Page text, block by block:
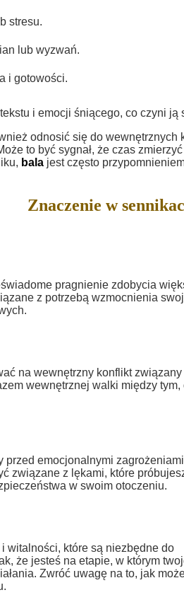
stresu.
lub wyzwań.
i gotowości.
i emocji śniącego, co czyni ją
odnosić się do wewnętrznych
to być sygnał, że czas
bala jest często
Znaczenie w
pragnienie zdobycia
z potrzebą wzmocnienia
na wewnętrzny konflikt związany
wewnętrznej walki między tym,
przed emocjonalnymi
związane z lękami, które
w swoim otoczeniu.
witalności, które są niezbędne do
że jesteś na etapie, w którym
Zwróć uwagę na to, jak